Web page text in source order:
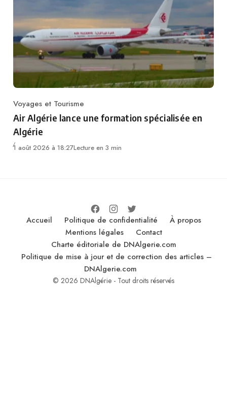
Category
Voyages et Tourisme
Air Algérie lance une formation spécialisée en
Algérie
1 août 2026 à 18:27Lecture en 3 min
Accueil Politique de confidentialité
À propos
Mentions légales
Contact
Charte éditoriale de DNAlgerie.com
Politique de mise à jour et de correction des articles –
DNAlgerie.com
© 2026 DNAlgérie - Tout droits réservés